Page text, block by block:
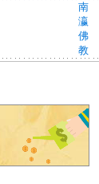
南
瀛
佛
教